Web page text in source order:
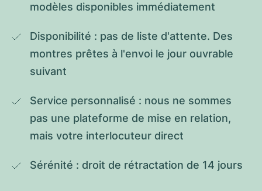
modèles disponibles immédiatement
Disponibilité : pas de liste d'attente. Des
montres prêtes à l'envoi le jour ouvrable
suivant
Service personnalisé : nous ne sommes
pas une plateforme de mise en relation,
mais votre interlocuteur direct
Sérénité : droit de rétractation de 14 jours